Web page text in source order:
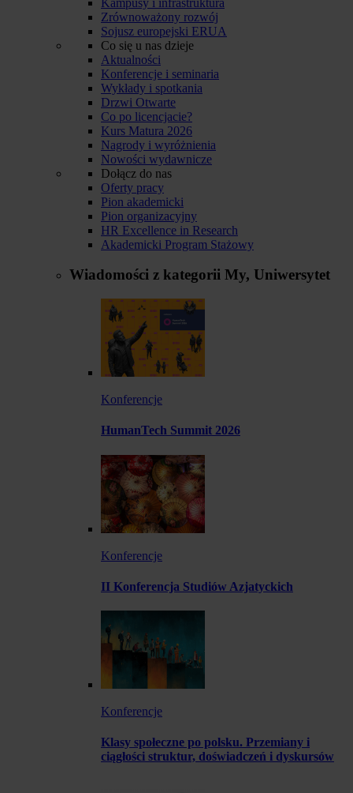
Zrównoważony rozwój
Sojusz europejski ERUA
Co się u nas dzieje
Aktualności
Konferencje i seminaria
Wykłady i spotkania
Drzwi Otwarte
Co po licencjacie?
Kurs Matura 2026
Nagrody i wyróżnienia
Nowości wydawnicze
Dołącz do nas
Oferty pracy
Pion akademicki
Pion organizacyjny
HR Excellence in Research
Akademicki Program Stażowy
Wiadomości z kategorii My, Uniwersytet
Konferencje
HumanTech Summit 2026
Konferencje
II Konferencja Studiów Azjatyckich
Konferencje
Klasy społeczne po polsku. Przemiany i
ciągłości struktur, doświadczeń i dyskursów